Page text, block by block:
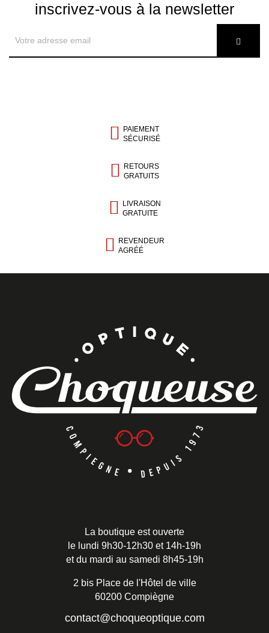
inscrivez-vous à la newsletter
PAIEMENT
SÉCURISÉ
RETOURS
GRATUITS
LIVRAISON
GRATUITE
REVENDEUR
AGRÉÉ
La boutique est ouverte
le lundi 9h30-12h30 et 14h-19h
et du mardi au samedi 8h45-19h
2 bis Place de l'Hôtel de ville
60200 Compiègne
contact@choqueoptique.com